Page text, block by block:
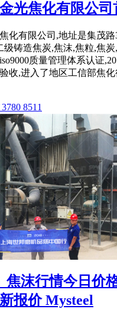
光焦化有限公司
化有限公司,地址是集茂
级铸造焦炭,焦沫,焦粒,焦炭
质量管理体系认证
收,进入了地区工信部焦
8511
焦沫行情今日价
报价 Mysteel